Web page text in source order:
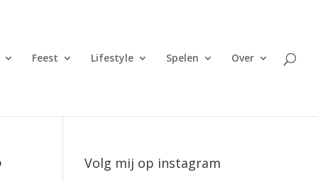
Feest Lifestyle Spelen Over
Volg mij op instagram